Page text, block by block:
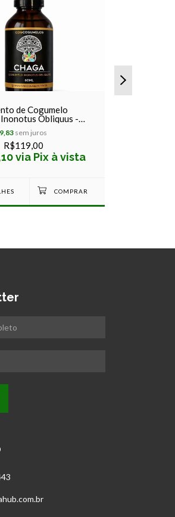
de Cogumelo
Obliquus -
60ml
sem juros
R$119,00
via Pix à vista